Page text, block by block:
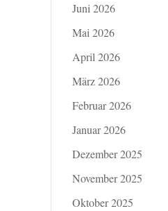
Juni 2026
Mai 2026
April 2026
März 2026
Februar 2026
Januar 2026
Dezember 2025
November 2025
Oktober 2025